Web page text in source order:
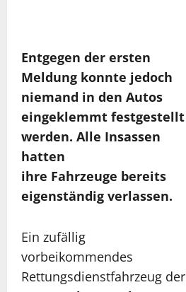
Entgegen der ersten
Meldung konnte jedoch
niemand in den Autos
eingeklemmt festgestellt
werden. Alle Insassen
hatten
ihre Fahrzeuge bereits
eigenständig verlassen.
Ein zufällig
vorbeikommendes
Rettungsdienstfahrzeug der